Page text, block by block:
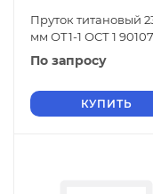
Пруток титановый
мм ОТ1-1 ОСТ 1
По запросу
КУПИТЬ